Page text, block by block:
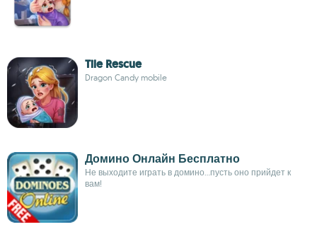
Tile Rescue
Dragon Candy mobile
Домино Онлайн Бесплатно
Не выходите играть в домино...пусть оно прийдет к
вам!